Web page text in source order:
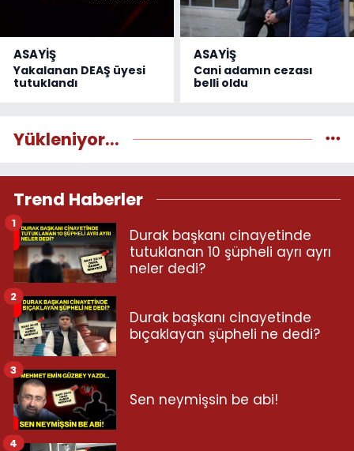
ASAYİŞ
Yakalanan DEAŞ üyesi
tutuklandı
ASAYİŞ
Cani adamın cezası
belli oldu
Yükleniyor...
Trend Haberler
Durak başkanı cinayetinde
tutuklanan 10 şüpheli ayrı ayrı
neler dedi?
1
Durak başkanı cinayetinde
bıçaklayan şüpheli ne dedi?
2
Sen neymişsin be abi!
3
4